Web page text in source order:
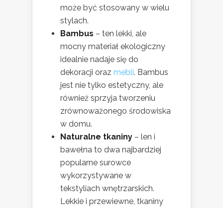
może być stosowany w wielu
stylach.
Bambus – ten lekki, ale
mocny materiał ekologiczny
idealnie nadaje się do
dekoracji oraz mebli. Bambus
jest nie tylko estetyczny, ale
również sprzyja tworzeniu
zrównoważonego środowiska
w domu.
Naturalne tkaniny – len i
bawełna to dwa najbardziej
popularne surowce
wykorzystywane w
tekstyliach wnętrzarskich.
Lekkie i przewiewne, tkaniny